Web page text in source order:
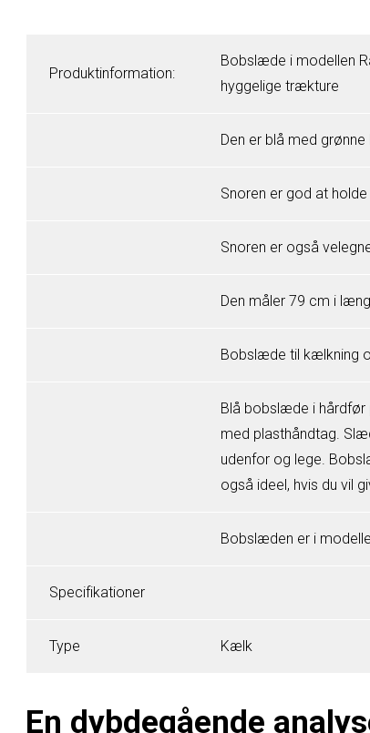
Produktinformation:
Bobslæde i modellen
hyggelige trækture
Den er blå med
Snoren er god at
Snoren er også
Den måler 79 cm i
Bobslæde til kælkning
Blå bobslæde i
med plasthåndtag.
udenfor og lege.
også ideel, hvis du vil
Bobslæden er i
Specifikationer
Type Kælk
En dybdegående